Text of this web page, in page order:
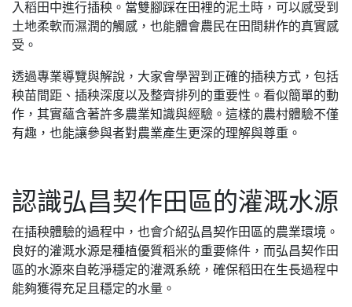
入稻田中進行插秧。當雙腳踩在田裡的泥土時，可以感受到
土地柔軟而濕潤的觸感，也能體會農民在田間耕作的真實感
受。
透過專業導覽與解說，大家會學習到正確的插秧方式，包括
秧苗間距、插秧深度以及整齊排列的重要性。看似簡單的動
作，其實蘊含著許多農業知識與經驗。這樣的農村體驗不僅
有趣，也能讓參與者對農業產生更深的理解與尊重。
認識弘昌契作田區的灌溉水源
在插秧體驗的過程中，也會介紹弘昌契作田區的農業環境。
良好的灌溉水源是種植優質稻米的重要條件，而弘昌契作田
區的水源來自乾淨穩定的灌溉系統，確保稻田在生長過程中
能夠獲得充足且穩定的水量。